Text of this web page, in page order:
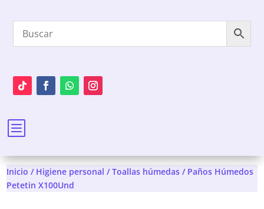
b
Inicio / Higiene personal /Toallas húmedas / Paños Húmedos
Petetin X100Und